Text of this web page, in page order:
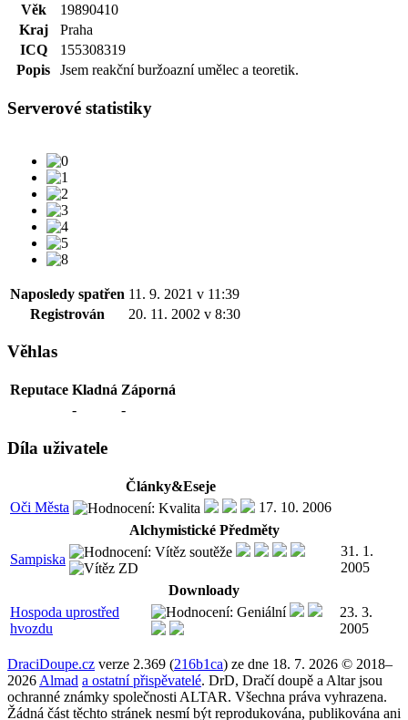
Věk
19890410
Kraj
Praha
ICQ
155308319
Popis
Jsem reakční buržoazní umělec a teoretik.
Serverové statistiky
Naposledy spatřen 11. 9. 2021 v 11:39
Registrován
20. 11. 2002 v 8:30
Věhlas
Reputace Kladná Záporná
-
-
Díla uživatele
Články&Eseje
Oči Města
17. 10. 2006
Alchymistické Předměty
Sampiska
31. 1.
2005
Downloady
Hospoda uprostřed
hvozdu
23. 3.
2005
DraciDoupe.cz verze 2.369 (216b1ca) ze dne 18. 7. 2026 © 2018–
2026 Almad a ostatní přispěvatelé. DrD, Dračí doupě a Altar jsou
ochranné známky společnosti ALTAR. Všechna práva vyhrazena.
Žádná část těchto stránek nesmí být reprodukována, publikována ani